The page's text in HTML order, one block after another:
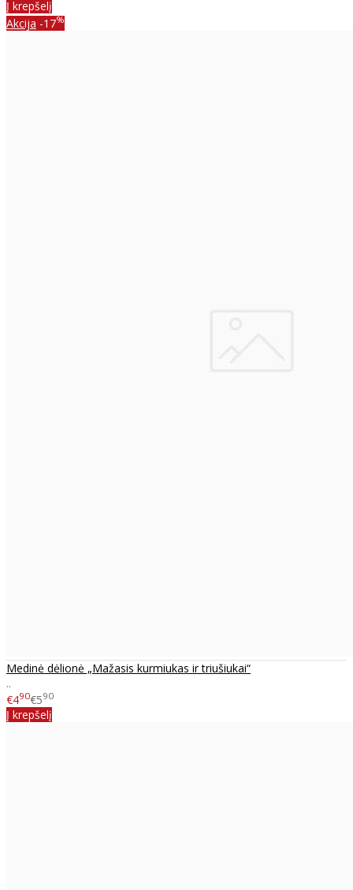
Į krepšelį
Akcija -17%
Medinė dėlionė „Mažasis kurmiukas ir triušiukai“
..
€490€590
Į krepšelį